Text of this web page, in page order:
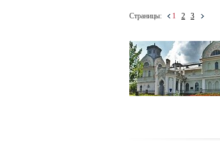
Страницы: 1 2 3